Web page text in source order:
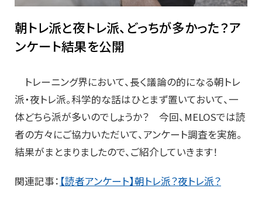
朝トレ派と夜トレ派、どっちが多かった？ア
ンケート結果を公開
トレーニング界において、長く議論の的になる朝トレ
派・夜トレ派。科学的な話はひとまず置いておいて、一
体どちら派が多いのでしょうか？ 今回、MELOSでは読
者の方々にご協力いただいて、アンケート調査を実施。
結果がまとまりましたので、ご紹介していきます！
関連記事： 【読者アンケート】朝トレ派？夜トレ派？